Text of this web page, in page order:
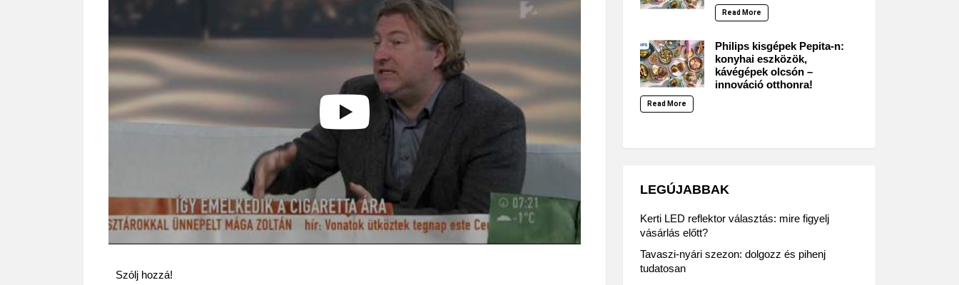
Szólj hozzá!
Read More
Philips kisgépek Pepita-n:
konyhai eszközök,
kávégépek olcsón –
innováció otthonra!
Read More
LEGÚJABBAK
Kerti LED reflektor választás: mire figyelj
vásárlás előtt?
Tavaszi-nyári szezon: dolgozz és pihenj
tudatosan